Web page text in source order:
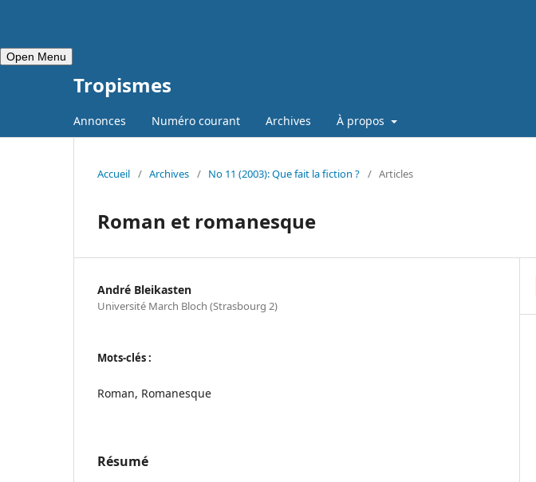
Open Menu
Tropismes
Annonces Numéro courant Archives À propos
Accueil / Archives / No 11 (2003): Que fait la fiction ? / Articles
Roman et romanesque
André Bleikasten
Université March Bloch (Strasbourg 2)
Mots-clés :
Roman, Romanesque
Résumé